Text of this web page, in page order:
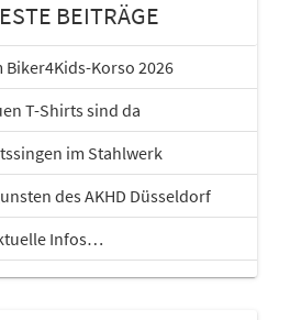
BEITRÄGE
Biker4Kids-Korso 2026
T-Shirts sind da
im Stahlwerk
des AKHD Düsseldorf
Infos…